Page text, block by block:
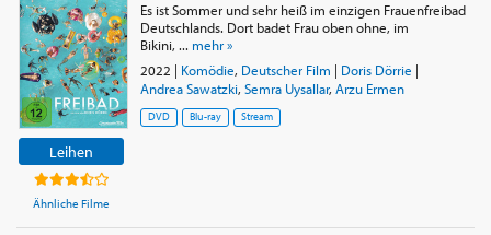
Leihen
Ähnliche Filme
Es ist Sommer und sehr heiß im einzigen Frauenfreibad
Deutschlands. Dort badet Frau oben ohne, im
Bikini, ... mehr »
2022 | Komödie, Deutscher Film | Doris Dörrie |
Andrea Sawatzki, Semra Uysallar, Arzu Ermen
DVD Blu-ray Stream